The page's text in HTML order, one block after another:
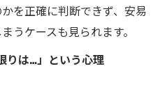
を正確に判断できず、安易
うケースも見られます。
りは…」という心理